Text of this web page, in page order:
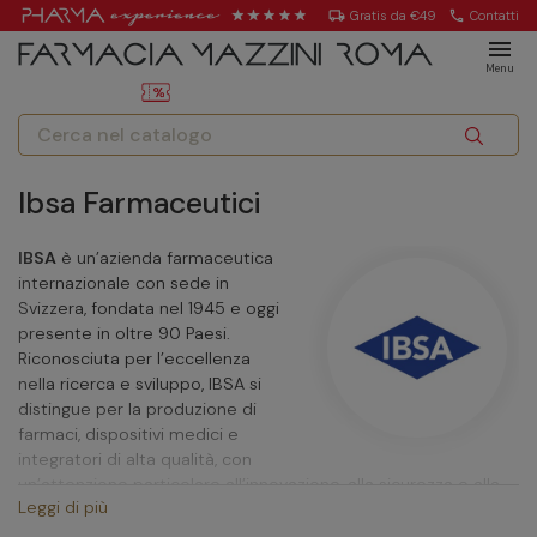
local_shipping Gratis da €49 call Contatti
menu
Menu
Ibsa Farmaceutici
IBSA è un’azienda farmaceutica
internazionale con sede in
Svizzera, fondata nel 1945 e oggi
presente in oltre 90 Paesi.
Riconosciuta per l’eccellenza
nella ricerca e sviluppo, IBSA si
distingue per la produzione di
farmaci, dispositivi medici e
integratori di alta qualità, con
facilità d’uso. La sua filosofia “farmaci nella forma migliore”
Leggi di più